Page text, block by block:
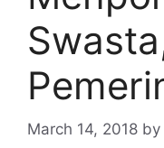
March 14, 2018 by